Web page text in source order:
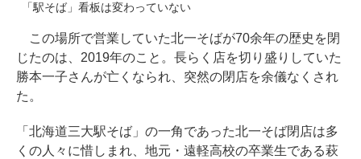
「駅そば」看板は変わっていない
この場所で営業していた北一そばが70余年の歴史を閉
じたのは、2019年のこと。長らく店を切り盛りしていた
勝本一子さんが亡くなられ、突然の閉店を余儀なくされ
た。
「北海道三大駅そば」の一角であった北一そば閉店は多
くの人々に惜しまれ、地元・遠軽高校の卒業生である萩